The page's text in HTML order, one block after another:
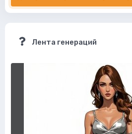
Лента генераций